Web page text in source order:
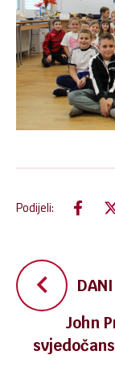
Podijeli:
objava
John